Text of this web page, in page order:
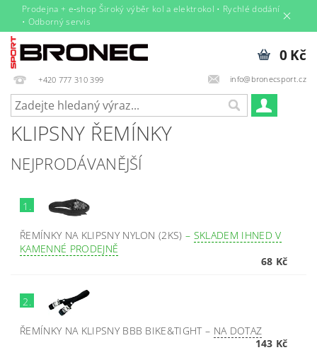
Prodejna + e‑shop Široký výběr kol a elektrokol • Rychlé dodání
• Odborný servis
+420 777 310 399 info@bronecsport.cz
0 Kč
KLIPSNY ŘEMÍNKY
NEJPRODÁVANĚJŠÍ
1.
ŘEMÍNKY NA KLIPSNY NYLON (2KS)– SKLADEM IHNED V
KAMENNÉ PRODEJNĚ
68 Kč
2.
ŘEMÍNKY NA KLIPSNY BBB BIKE&TIGHT– NA DOTAZ
143 Kč